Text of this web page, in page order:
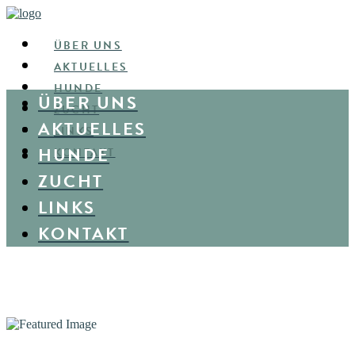
ÜBER UNS
AKTUELLES
HUNDE
ZUCHT
LINKS
KONTAKT
ÜBER UNS
AKTUELLES
HUNDE
ZUCHT
LINKS
KONTAKT